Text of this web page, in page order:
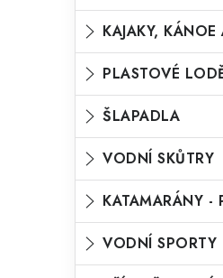
KAJAKY, KÁNOE
PLASTOVÉ
ŠLAPADLA
VODNÍ SKŮTRY
KATAMARÁNY -
VODNÍ SPORTY